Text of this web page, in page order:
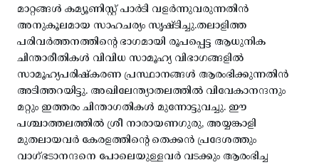
മാറ്റങ്ങൾ കമ്യൂണിസ്റ്റ് പാർടി വളർന്നുവരുന്നതിൻ
അനുകൂലമായ സാഹചര്യം സൃഷ്ടിച്ചു.തലാളിത്ത
പരിവർത്തനത്തിന്റെ ഭാഗമായി രൂപപ്പെട്ട ആധുനിക
ചിന്താരീതികൾ വിവിധ സാമൂഹ്യ വിഭാഗങ്ങളിൽ
സാമൂഹ്യപരിഷ്കരണ പ്രസ്ഥാനങ്ങൾ ആരംഭിക്കുന്നതിൻ
അടിത്തറയിട്ടു. അഖിലേന്ത്യാതലത്തിൽ വിവേകാനന്ദനും
മറ്റും ഇത്തരം ചിന്താഗതികൾ മുന്നോട്ടുവച്ചു. ഈ
പശ്ചാത്തലത്തിൽ ശ്രീ നാരായണഗുരു, അയ്യങ്കാളി
മുതലായവർ കേരളത്തിന്റെ തെക്കൻ പ്രദേശത്തും
വാഗ്ഭടാനന്ദനെ പോലെയുള്ളവർ വടക്കും ആരംഭിച്ച